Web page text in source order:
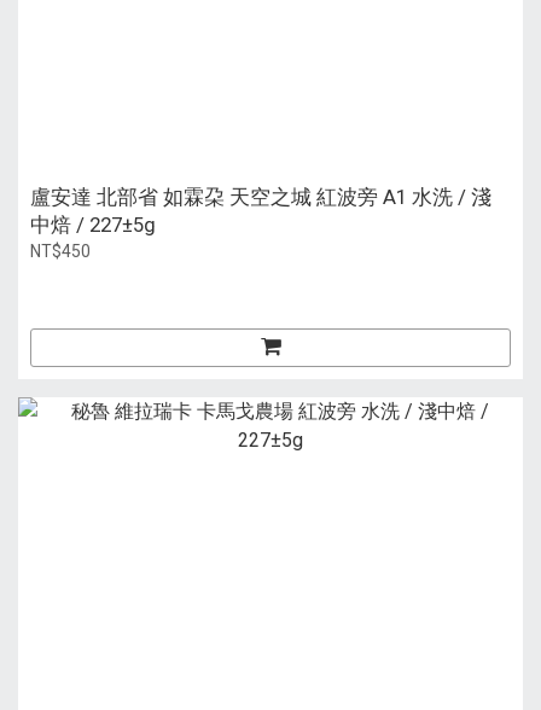
盧安達 北部省 如霖朶 天空之城 紅波旁 A1 水洗 / 淺
中焙 / 227±5g
NT$450